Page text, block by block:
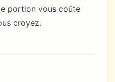
portion vous coûte
croyez.